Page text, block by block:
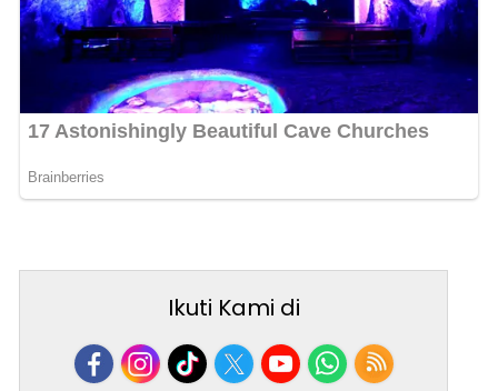
Ikuti Kami di